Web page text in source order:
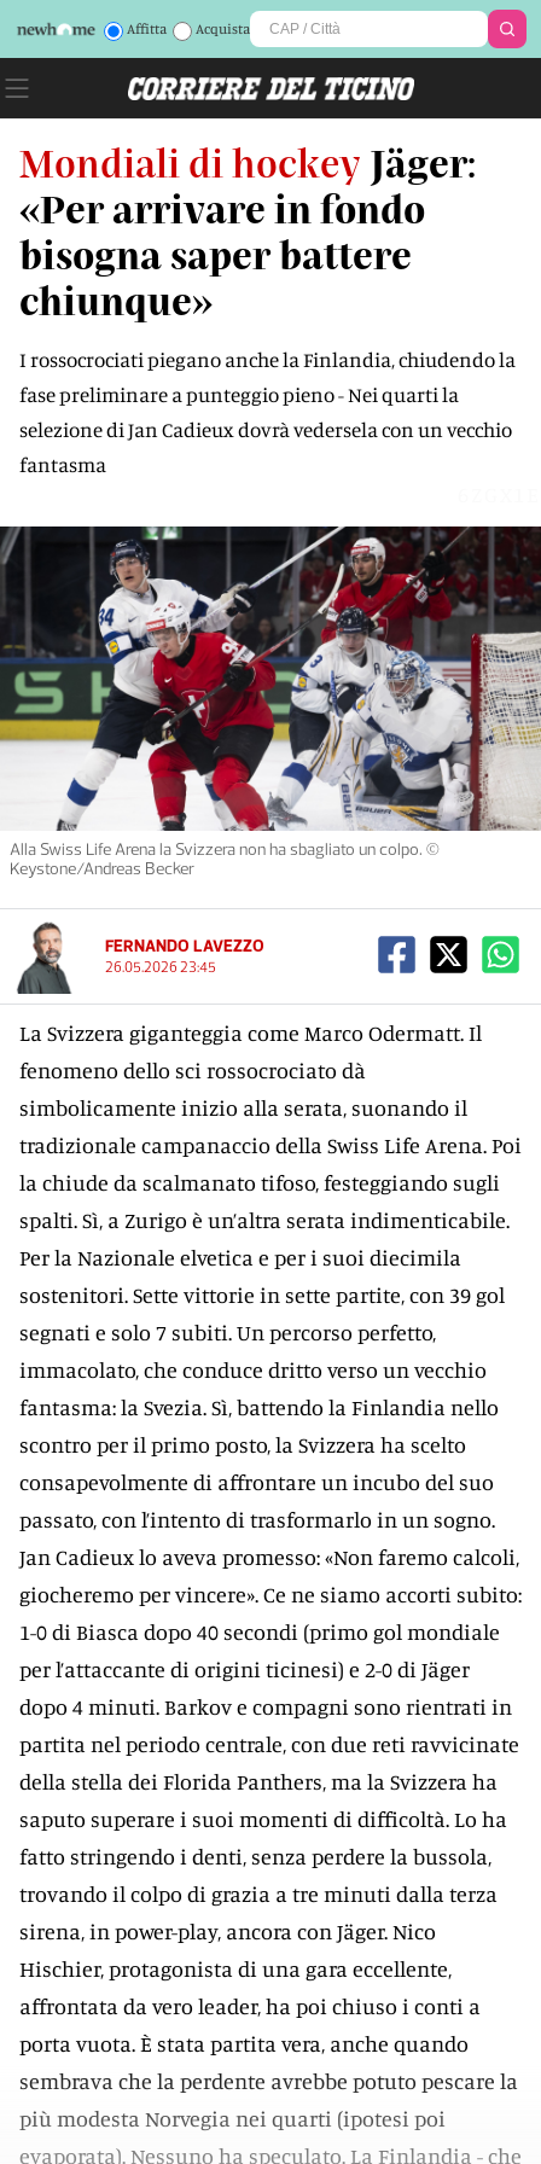
Affitta Acquista
Mondiali di hockey Jäger:
«Per arrivare in fondo
bisogna saper battere
chiunque»
I rossocrociati piegano anche la Finlandia, chiudendo la
fase preliminare a punteggio pieno - Nei quarti la
selezione di Jan Cadieux dovrà vedersela con un vecchio
fantasma
Alla Swiss Life Arena la Svizzera non ha sbagliato un colpo. ©
Keystone/Andreas Becker
FERNANDO LAVEZZO
26.05.2026 23:45
La Svizzera giganteggia come Marco Odermatt. Il
fenomeno dello sci rossocrociato dà
simbolicamente inizio alla serata, suonando il
tradizionale campanaccio della Swiss Life Arena. Poi
la chiude da scalmanato tifoso, festeggiando sugli
spalti. Sì, a Zurigo è un’altra serata indimenticabile.
Per la Nazionale elvetica e per i suoi diecimila
sostenitori. Sette vittorie in sette partite, con 39 gol
segnati e solo 7 subiti. Un percorso perfetto,
immacolato, che conduce dritto verso un vecchio
fantasma: la Svezia. Sì, battendo la Finlandia nello
scontro per il primo posto, la Svizzera ha scelto
consapevolmente di affrontare un incubo del suo
passato, con l’intento di trasformarlo in un sogno.
Jan Cadieux lo aveva promesso: «Non faremo calcoli,
giocheremo per vincere». Ce ne siamo accorti subito:
1-0 di Biasca dopo 40 secondi (primo gol mondiale
per l’attaccante di origini ticinesi) e 2-0 di Jäger
dopo 4 minuti. Barkov e compagni sono rientrati in
partita nel periodo centrale, con due reti ravvicinate
della stella dei Florida Panthers, ma la Svizzera ha
saputo superare i suoi momenti di difficoltà. Lo ha
fatto stringendo i denti, senza perdere la bussola,
trovando il colpo di grazia a tre minuti dalla terza
sirena, in power-play, ancora con Jäger. Nico
Hischier, protagonista di una gara eccellente,
affrontata da vero leader, ha poi chiuso i conti a
porta vuota. È stata partita vera, anche quando
sembrava che la perdente avrebbe potuto pescare la
più modesta Norvegia nei quarti (ipotesi poi
evaporata). Nessuno ha speculato. La Finlandia - che